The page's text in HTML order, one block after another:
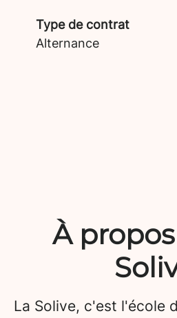
Type de contrat
Alternance
À
La Solive, c'est l'école